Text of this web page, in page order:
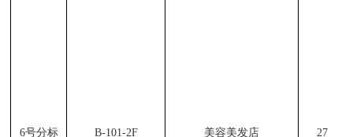
6号分标 B-101-2F 美容美发店 27